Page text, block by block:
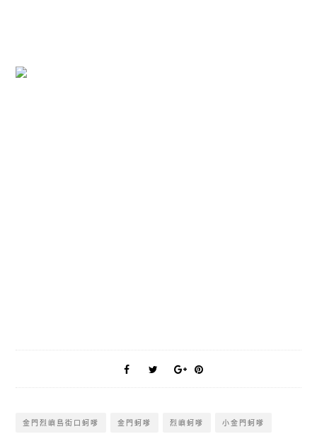
金門烈嶼島街口蚵嗲 金門蚵嗲 烈嶼蚵嗲 小金門蚵嗲